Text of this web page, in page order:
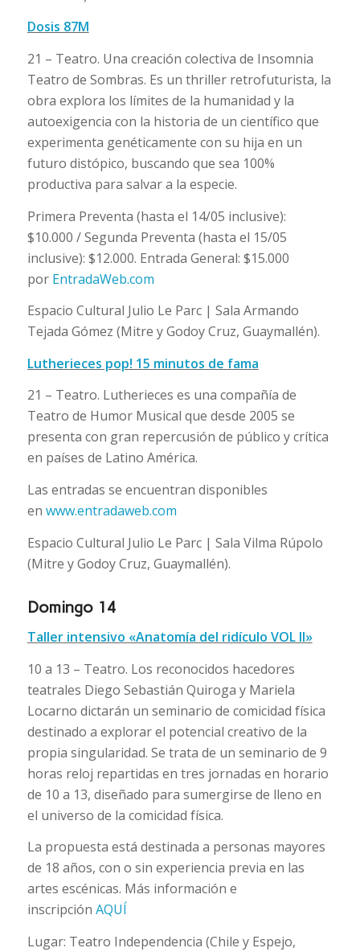
Dosis 87M
21 – Teatro. Una creación colectiva de Insomnia
Teatro de Sombras. Es un thriller retrofuturista, la
obra explora los límites de la humanidad y la
autoexigencia con la historia de un científico que
experimenta genéticamente con su hija en un
futuro distópico, buscando que sea 100%
productiva para salvar a la especie.
Primera Preventa (hasta el 14/05 inclusive):
$10.000 / Segunda Preventa (hasta el 15/05
inclusive): $12.000. Entrada General: $15.000
por EntradaWeb.com
Espacio Cultural Julio Le Parc | Sala Armando
Tejada Gómez (Mitre y Godoy Cruz, Guaymallén).
Lutherieces pop! 15 minutos de fama
21 – Teatro. Lutherieces es una compañía de
Teatro de Humor Musical que desde 2005 se
presenta con gran repercusión de público y crítica
en países de Latino América.
Las entradas se encuentran disponibles
en www.entradaweb.com
Espacio Cultural Julio Le Parc | Sala Vilma Rúpolo
(Mitre y Godoy Cruz, Guaymallén).
Domingo 14
Taller intensivo «Anatomía del ridículo VOL II»
10 a 13 – Teatro. Los reconocidos hacedores
teatrales Diego Sebastián Quiroga y Mariela
Locarno dictarán un seminario de comicidad física
destinado a explorar el potencial creativo de la
propia singularidad. Se trata de un seminario de 9
horas reloj repartidas en tres jornadas en horario
de 10 a 13, diseñado para sumergirse de lleno en
el universo de la comicidad física.
La propuesta está destinada a personas mayores
de 18 años, con o sin experiencia previa en las
artes escénicas. Más información e
inscripción AQUÍ
Lugar: Teatro Independencia (Chile y Espejo,